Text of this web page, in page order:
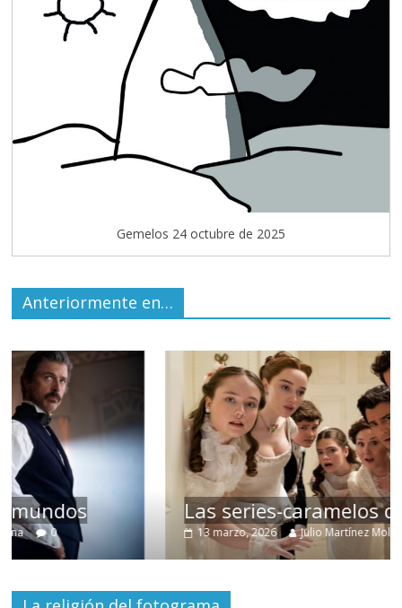
Gemelos 24 octubre de 2025
Anteriormente en…
Las series-caramelos de Shondaland
13 marzo, 2026 Julio Martínez Molina 0